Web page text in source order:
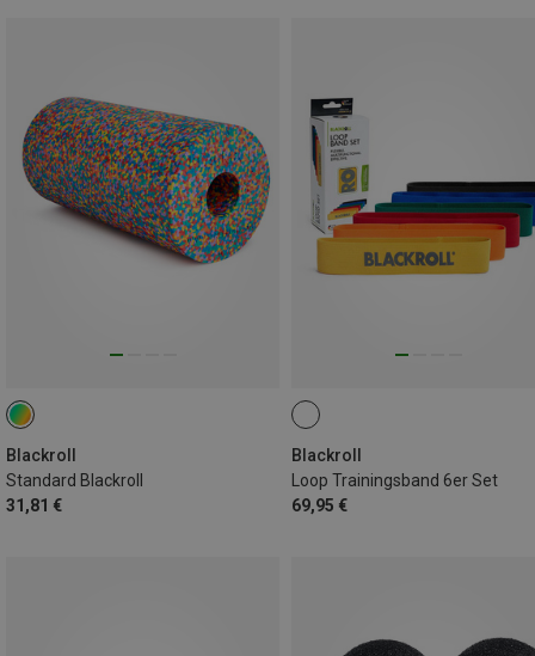
Blackroll
Standard Blackroll
31,81 €
Blackroll
Loop Trainingsband 6er Set
69,95 €